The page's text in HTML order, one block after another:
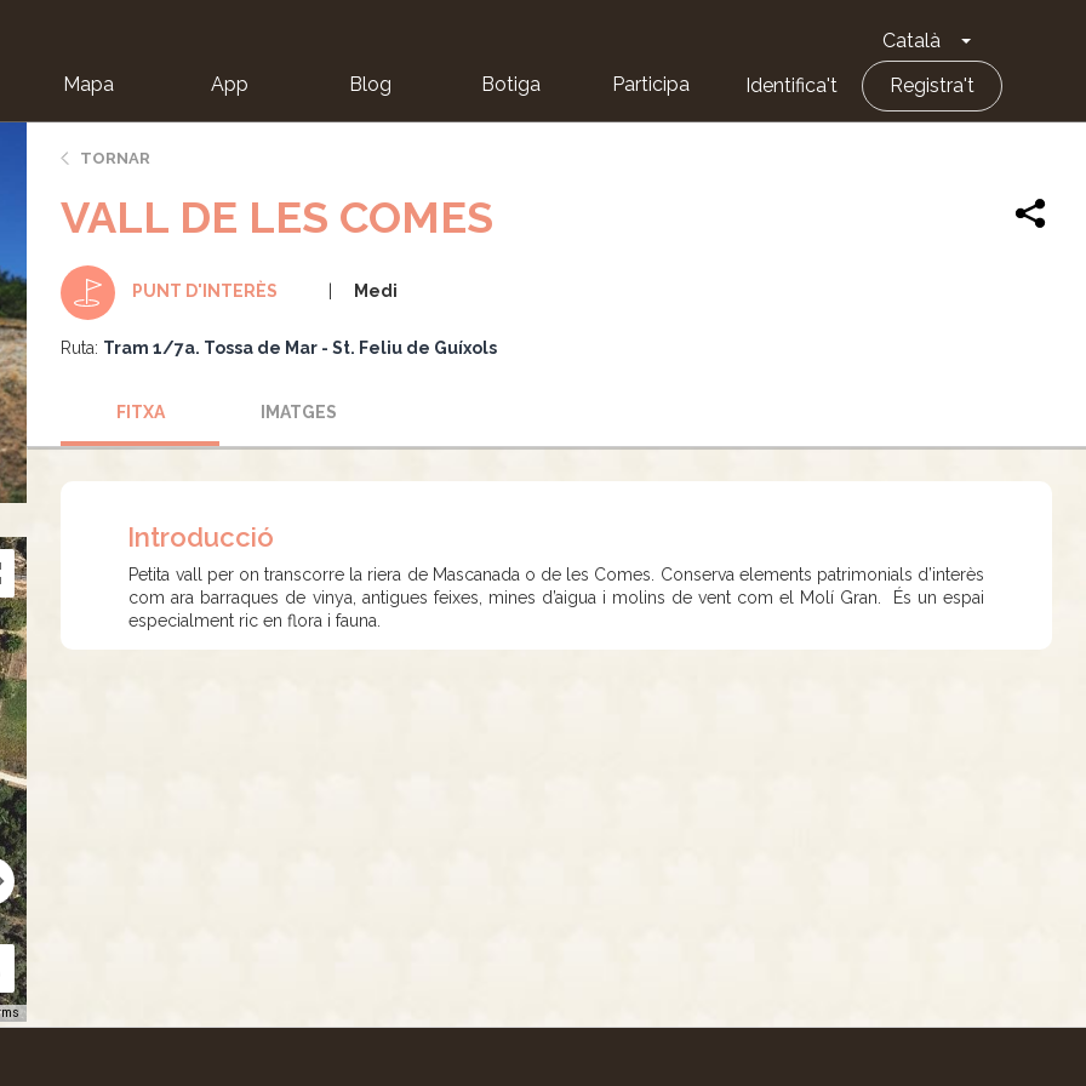
Català Toggle
Mapa App Blog Botiga Participa Identifica't Registra't
TORNAR
VALL DE LES COMES
PUNT D'INTERÈS Medi
Ruta: Tram 1/7a. Tossa de Mar - St. Feliu de Guíxols
FITXA IMATGES
Introducció
Petita vall per on transcorre la riera de Mascanada o de les Comes. Conserva elements patrimonials d’interès
com ara barraques de vinya, antigues feixes, mines d’aigua i molins de vent com el Molí Gran. És un espai
especialment ric en flora i fauna.